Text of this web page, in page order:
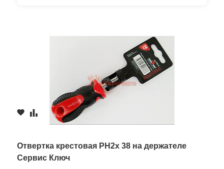
Отвертка крестовая PH2х 38 на держателе
Сервис Ключ